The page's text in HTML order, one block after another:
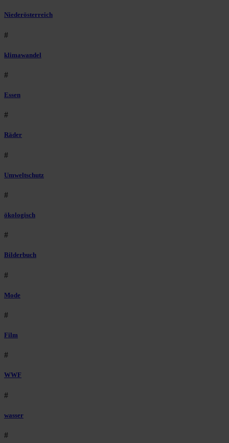
Niederösterreich
#
klimawandel
#
Essen
#
Räder
#
Umweltschutz
#
ökologisch
#
Bilderbuch
#
Mode
#
Film
#
WWF
#
wasser
#